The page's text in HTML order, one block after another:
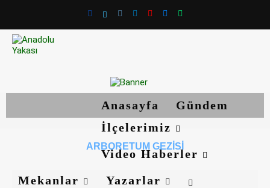
Anasayfa
Gündem
İlçelerimiz
Video Haberler
Mekanlar
Yazarlar
ARBORETUM GEZISI